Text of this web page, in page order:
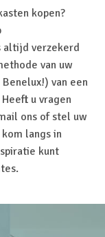
kopen?
altijd verzekerd
van uw
van een
u vragen
ons of stel uw
langs in
kunt